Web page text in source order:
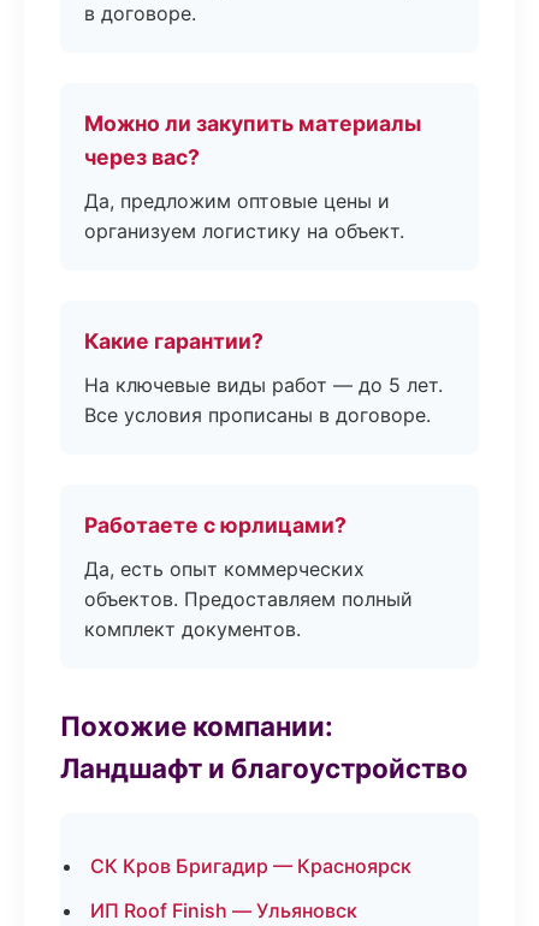
в договоре.
Можно ли закупить материалы
через вас?
Да, предложим оптовые цены и
организуем логистику на объект.
Какие гарантии?
На ключевые виды работ — до 5 лет.
Все условия прописаны в договоре.
Работаете с юрлицами?
Да, есть опыт коммерческих
объектов. Предоставляем полный
комплект документов.
Похожие компании:
Ландшафт и благоустройство
СК Кров Бригадир — Красноярск
ИП Roof Finish — Ульяновск